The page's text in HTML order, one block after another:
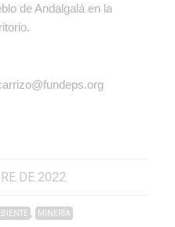
de Andalgalá en la
DE 2022
, MINERÍA